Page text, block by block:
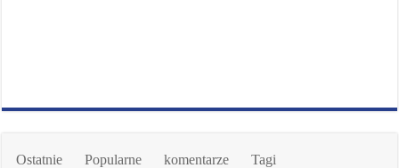
Ostatnie Popularne komentarze Tagi